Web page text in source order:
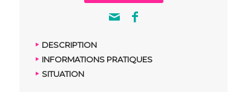
DESCRIPTION
INFORMATIONS PRATIQUES
SITUATION